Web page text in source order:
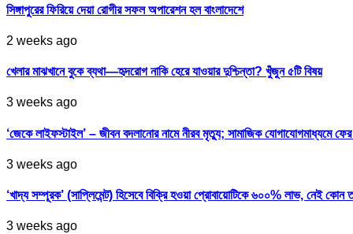
সিঙ্গাপুরের ফিরিয়ে দেয়া রোগীর সফল অপারেশন হল বাংলাদেশে
2 weeks ago
খেলার মাঝখানে বুকে ব্যথা—হৃদরোগ নাকি হেরে যাওয়ার দুশ্চিন্তা? খুঁজুন ৫টি বিষয়
3 weeks ago
‘জেকে লাইফস্টাইল’ – জীবন বদলানোর নামে নীরব মৃত্যু; সামাজিক যোগাযোগমাধ্যমে
3 weeks ago
‘খাদ্য সম্পূরক’ (সাপ্লিমেন্ট) হিসেবে বিক্রি হওয়া প্রোবায়োটিকে ৬০০% লাভ, নেই কোন
3 weeks ago